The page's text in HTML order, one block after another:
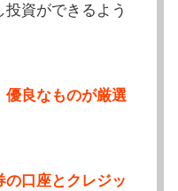
資ができるよう
優良なものが厳選
の口座とクレジッ